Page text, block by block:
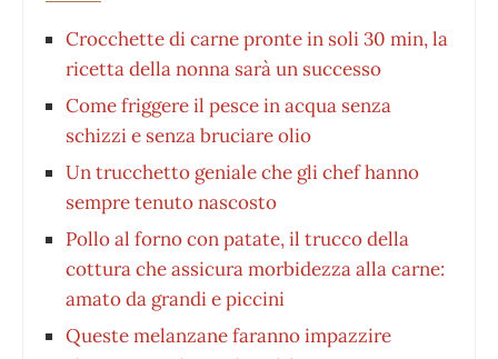
Crocchette di carne pronte in soli 30 min, la
ricetta della nonna sarà un successo
Come friggere il pesce in acqua senza
schizzi e senza bruciare olio
Un trucchetto geniale che gli chef hanno
sempre tenuto nascosto
Pollo al forno con patate, il trucco della
cottura che assicura morbidezza alla carne:
amato da grandi e piccini
Queste melanzane faranno impazzire